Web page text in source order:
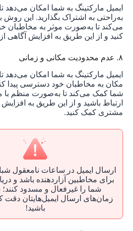
ایمیل مارکتینگ به شما امکان می‌دهد
به‌راحتی به اشتراک بگذارید. این
می‌کند تا به‌صورت موثر به مخاطبان
کنید و از این طریق به افزایش آگاهی
۸. عدم محدودیت مکانی و زمانی
ایمیل مارکتینگ به شما امکان می‌دهد
مکان به مخاطبان خود دسترسی پیدا
شما کمک می‌کند تا به‌صورت منظم با
ارتباط باشید و از این طریق به
مشتری کمک کنید.
ارسال ایمیل در ساعات نامعقول
برای مخاطبین آزاردهنده باشد و
شما را غیرفعال و مسدود کنند؛
زمان‌های ارسال ایمیل‌هایتان دقت
باشید!